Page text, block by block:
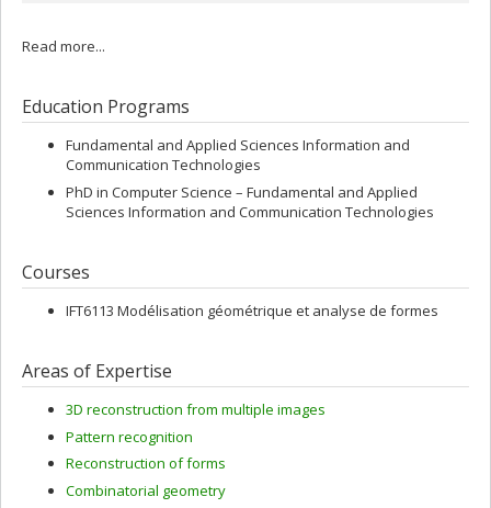
Read more...
Education Programs
Fundamental and Applied Sciences Information and
Communication Technologies
PhD in Computer Science – Fundamental and Applied
Sciences Information and Communication Technologies
Courses
IFT6113 Modélisation géométrique et analyse de formes
Areas of Expertise
3D reconstruction from multiple images
Pattern recognition
Reconstruction of forms
Combinatorial geometry